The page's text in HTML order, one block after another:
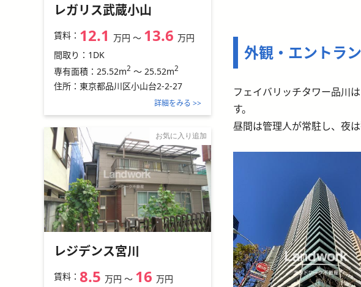
外観・エントラ
フェイバリッチタワー品川
す。
昼間は管理人が常駐し、夜
レガリス武蔵小山
賃料： 12.1 万円 〜 13.6 万円
間取り： 1DK
専有面積： 25.52m2 ～ 25.52m2
住所： 東京都品川区小山台2-2-27
詳細をみる >>
お気に入り追加
レジデンス宮川
賃料： 8.5 万円 〜 16 万円